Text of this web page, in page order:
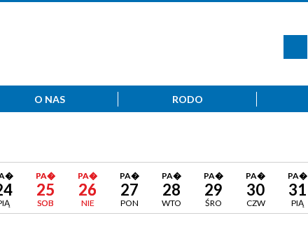
O NAS RODO
PA�
25
SOB
PA�
26
NIE
PA�
27
PON
PA�
28
WTO
PA�
29
ŚRO
PA�
30
CZW
PA�
31
PIĄ